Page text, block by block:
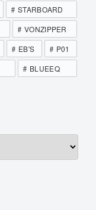
STARBOARD
VONZIPPER
EB'S
P01
BLUEEQ